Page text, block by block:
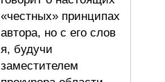
«честных» принципах
автора, но с его слов
я, будучи
заместителем